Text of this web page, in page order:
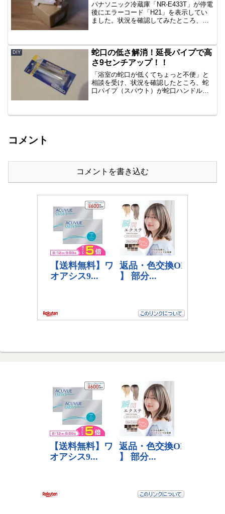
パナソニック冷蔵庫「NR-E433T」が停電
後にエラーコード「H21」を表示してい
ました。状況を確認してみたところ、製
手順を試してみましたが、改善しなかっ
たので製氷機能...
DIY
蛇口の低さ解消！延長パイプで高
さ9センチアップ！！
「浴室の蛇口が低くてちょっと不便」と
相談を受け、状況を確認したところ、蛇
口パイプ（スパウト）が蛇口ハンドルに
題を解消できそうなので、延長パイプを
コメント
コメントを書き込む